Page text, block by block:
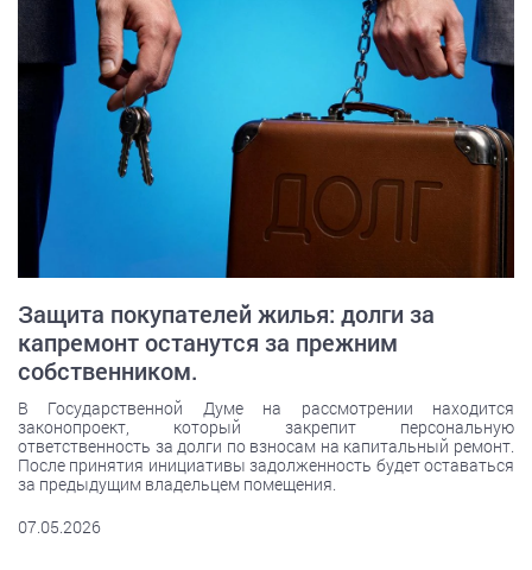
Защита покупателей жилья: долги за
капремонт останутся за прежним
собственником.
В Государственной Думе на рассмотрении находится
законопроект, который закрепит персональную
ответственность за долги по взносам на капитальный ремонт.
После принятия инициативы задолженность будет оставаться
за предыдущим владельцем помещения.
07.05.2026